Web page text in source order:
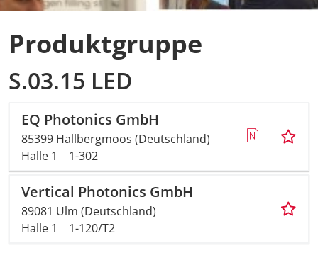
Produktgruppe
S.03.15 LED
EQ Photonics GmbH
85399 Hallbergmoos (Deutschland)
Halle 1
1-302
Vertical Photonics GmbH
89081 Ulm (Deutschland)
Halle 1
1-120/T2